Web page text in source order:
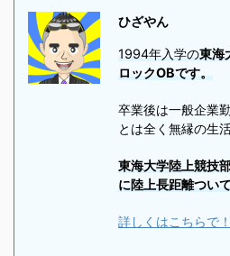
ひざやん
1994年入学の東海
ロックOBです。
卒業後は一般企業
とは全く無縁の生活
東海大学陸上競技
に陸上長距離つい
詳しくはこちらで！